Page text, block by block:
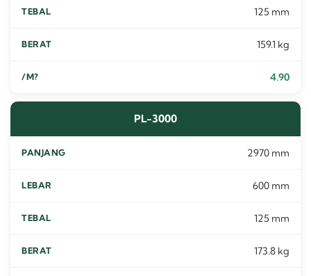
125 mm
159.1 kg
4.90
PL-3000
2970 mm
600 mm
125 mm
173.8 kg